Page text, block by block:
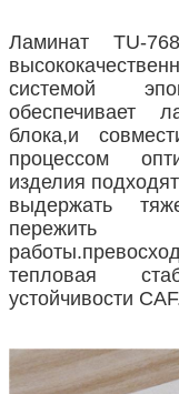
Ламинат TU-
системой
обеспечивает
блока,и
процессом
изделия
выдержать
пережить
тепловая
устойчивости